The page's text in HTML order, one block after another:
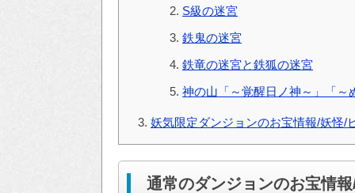
S級の迷宮
鉄鬼の迷宮
鉄竜の迷宮と鉄狐の迷宮
神の山「～覚醒日ノ神～」「～
妖気限定ダンジョンのお宝情報/妖怪/
通常のダンジョンのお宝情